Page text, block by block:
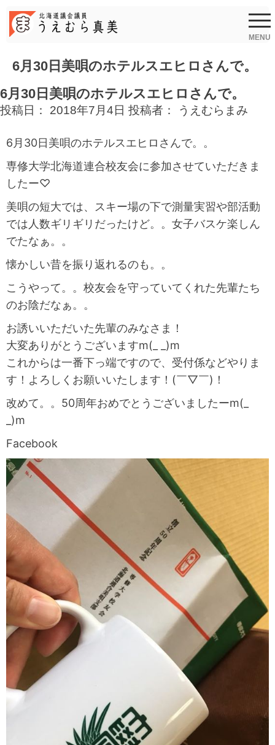
content
MENU
6月30日美唄のホテルスエヒロさんで。
6月30日美唄のホテルスエヒロさんで。
投稿日： 2018年7月4日 投稿者： うえむらまみ
6月30日美唄のホテルスエヒロさんで。。
専修大学北海道連合校友会に参加させていただきま
したー♡
美唄の短大では、スキー場の下で測量実習や部活動
では人数ギリギリだったけど。。女子バスケ楽しん
でたなぁ。。
懐かしい昔を振り返れるのも。。
こうやって。。校友会を守っていてくれた先輩たち
のお陰だなぁ。。
お誘いいただいた先輩のみなさま！
大変ありがとうございますm(_ _)m
これからは一番下っ端ですので、受付係などやりま
す！よろしくお願いいたします！(￣▽￣)！
改めて。。50周年おめでとうございましたーm(_
_)m
Facebook